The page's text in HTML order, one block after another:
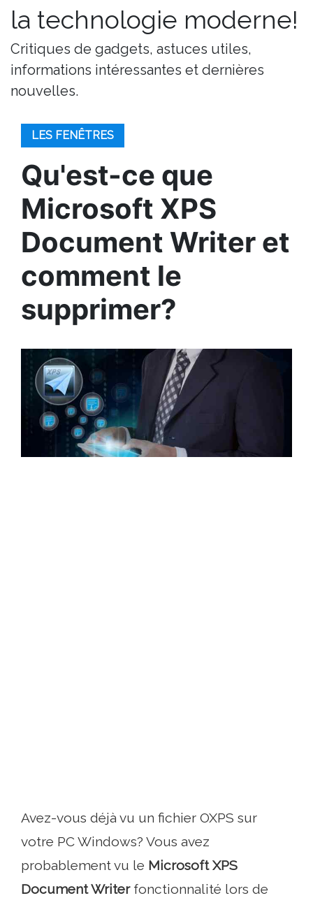
la technologie moderne!
Critiques de gadgets, astuces utiles,
informations intéressantes et dernières
nouvelles.
LES FENÊTRES
Qu'est-ce que
Microsoft XPS
Document Writer et
comment le
supprimer?
Avez-vous déjà vu un fichier OXPS sur
votre PC Windows? Vous avez
probablement vu le Microsoft XPS
Document Writerfonctionnalité lors de